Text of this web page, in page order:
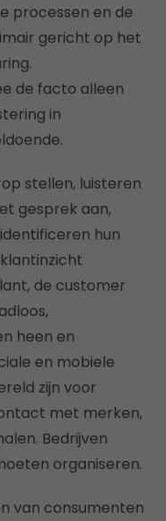
processen en de
gericht op het
de facto alleen
in
stellen, luisteren
gesprek aan,
hun
de customer
heen en
en mobiele
zijn voor
met merken,
Bedrijven
organiseren.
van consumenten